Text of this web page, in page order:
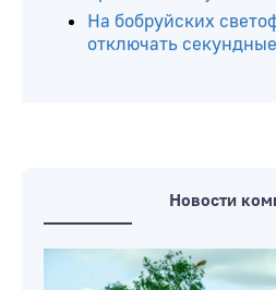
В Бобруйске можно
обменяться
отключать